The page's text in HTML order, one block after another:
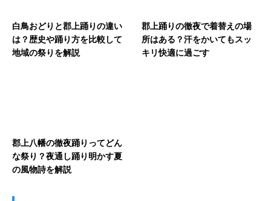
白鳥おどりと郡上踊りの違い
は？歴史や踊り方を比較して
地域の祭りを解説
郡上踊りの徹夜で着替えの場
所はある？汗をかいてもスッ
キリ快適に過ごす
郡上八幡の徹夜踊りってどん
な祭り？夜通し踊り明かす夏
の風物詩を解説